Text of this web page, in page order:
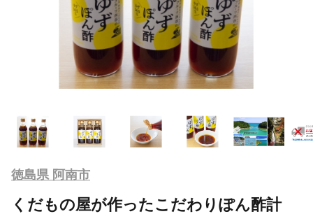
徳島県 阿南市
くだもの屋が作ったこだわりぽん酢計